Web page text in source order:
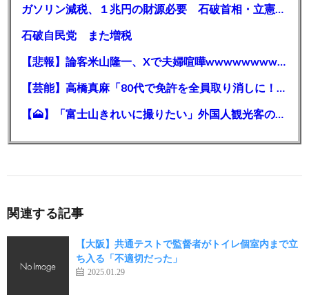
ガソリン減税、１兆円の財源必要 石破首相・立憲野田氏「財源は死に物狂いで確保しなければならない」「本当に死に物狂いで」
石破自民党 また増税
【悲報】論客米山隆一、Xで夫婦喧嘩wwwwwwwwwwww
【芸能】高橋真麻「80代で免許を全員取り消しに！」 高齢ドライバーの事故問題で、高齢者の運転免許取り消し法を提案
【🗻】「富士山きれいに撮りたい」外国人観光客のレンタカー事故が急増…「ハンドルが逆で慣れず」、道の狭さも
関連する記事
【大阪】共通テストで監督者がトイレ個室内まで立
ち入る「不適切だった」
2025.01.29